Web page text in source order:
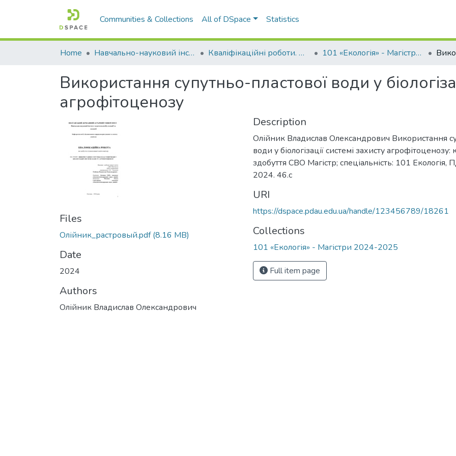
Communities & Collections All of DSpace Statistics
Home Навчально-науковий інститут агротехнологій, селекції та екології Кваліфікаційні роботи. ННІ агротехнологій, селекції та екології 101 «Екологія» - Магістри 2024-2025
Використання супутньо-пластової води у
агрофітоценозу
Files
Олійник_растровый.pdf(8.16 MB)
Date
2024
Authors
Олійник Владислав Олександрович
Description
Олійник Владислав Олександрович Використання
води у біологізації системі захисту агрофітоценозу:
здобуття СВО Магістр; спеціальність: 101 Екологія,
2024. 46.с
URI
https://dspace.pdau.edu.ua/handle/123456789/18261
Collections
101 «Екологія» - Магістри 2024-2025
Full item page